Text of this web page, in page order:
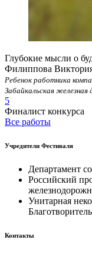
Глубокие мысли о
Филиппова
Ребенок работника
Забайкальская железная
5
Финалист конкурса
Все работы
Учредители Фестиваля
Департамент
Российский
Унитарная
Контакты